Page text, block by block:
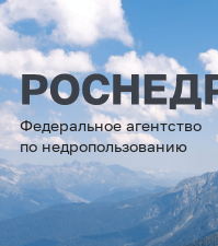
Федеральное агентство
по недропользованию